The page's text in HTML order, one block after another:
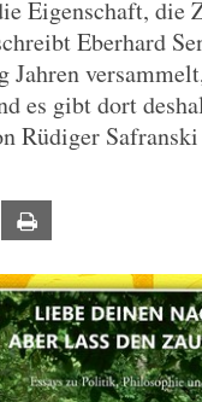
Eigenschaft, die
Eberhard
Jahren
es gibt dort
Rüdiger Safranski
Email